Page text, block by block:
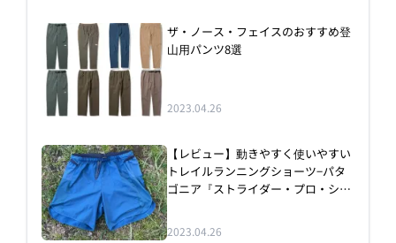
ザ・ノース・フェイスのおすすめ登
山用パンツ8選
2023.04.26
【レビュー】動きやすく使いやすい
トレイルランニングショーツ−パタ
ゴニア『ストライダー・プロ・ショ
ーツ ５インチ』
2023.04.26